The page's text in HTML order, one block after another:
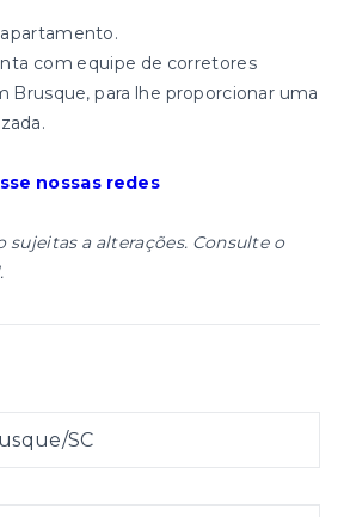
com equipe de corretores
Brusque, para lhe proporcionar uma
nossas redes
sujeitas a alterações. Consulte o
SC